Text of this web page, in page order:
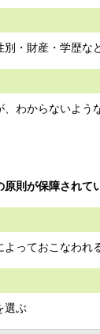
・財産・学歴な
わからないよう
則が保障されて
っておこなわれ
選ぶ